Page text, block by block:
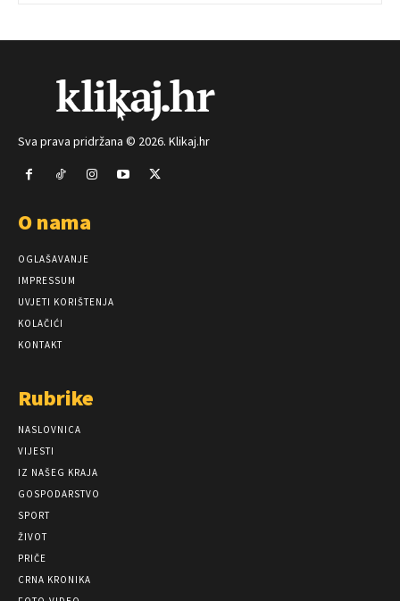
Sva prava pridržana © 2026. Klikaj.hr
O nama
OGLAŠAVANJE
IMPRESSUM
UVJETI KORIŠTENJA
KOLAČIĆI
KONTAKT
Rubrike
NASLOVNICA
VIJESTI
IZ NAŠEG KRAJA
GOSPODARSTVO
SPORT
ŽIVOT
PRIČE
CRNA KRONIKA